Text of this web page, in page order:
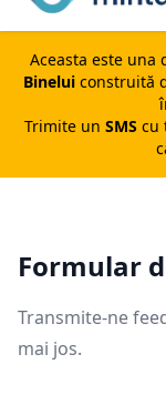
Aceasta este
Bineluiconstruită
Trimite un SMS cu
Formular
Transmite-ne
mai jos.